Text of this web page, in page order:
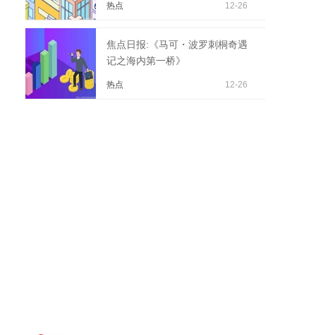
热点 12-26
焦点日报:《马可・波罗刺桐奇遇
记之海内第一桥》
热点 12-26